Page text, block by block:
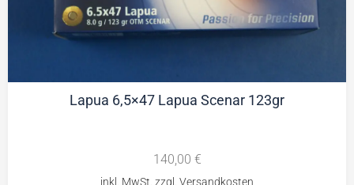
Lapua 6,5×47 Lapua Scenar 123gr
140,00 €